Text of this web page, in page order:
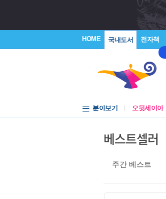
HOME 국내도서 전자책
분야보기 오뒷세이아
베스트셀러
주간 베스트